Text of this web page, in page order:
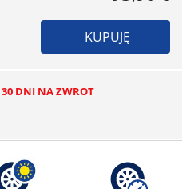
KUPUJĘ
DNI NA ZWROT